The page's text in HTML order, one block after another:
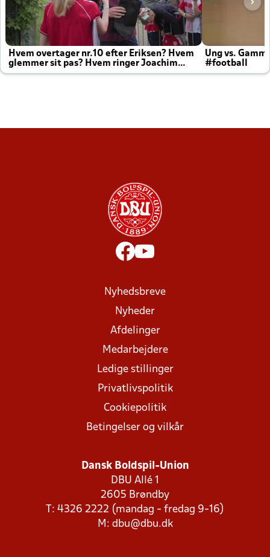
Hvem overtager nr.10 efter Eriksen? Hvem
glemmer sit pas? Hvem ringer Joachim
altid til efter kampe?
Ung vs.
#football
Nyhedsbreve
Nyheder
Afdelinger
Medarbejdere
Ledige stillinger
Privatlivspolitik
Cookiepolitik
Betingelser og vilkår
Dansk Boldspil-Union
DBU Allé 1
2605 Brøndby
T: 4326 2222 (mandag - fredag 9-16)
M: dbu@dbu.dk